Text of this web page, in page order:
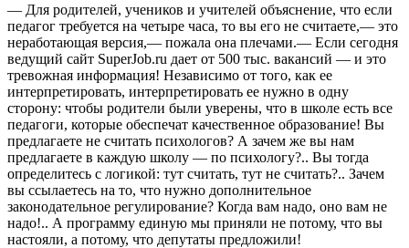
— Для родителей, учеников и учителей объяснение, что если
педагог требуется на четыре часа, то вы его не считаете,— это
неработающая версия,— пожала она плечами.— Если сегодня
ведущий сайт SuperJob.ru дает от 500 тыс. вакансий — и это
тревожная информация! Независимо от того, как ее
интерпретировать, интерпретировать ее нужно в одну
сторону: чтобы родители были уверены, что в школе есть все
педагоги, которые обеспечат качественное образование! Вы
предлагаете не считать психологов? А зачем же вы нам
предлагаете в каждую школу — по психологу?.. Вы тогда
определитесь с логикой: тут считать, тут не считать?.. Зачем
вы ссылаетесь на то, что нужно дополнительное
законодательное регулирование? Когда вам надо, оно вам не
надо!.. А программу единую мы приняли не потому, что вы
настояли, а потому, что депутаты предложили!